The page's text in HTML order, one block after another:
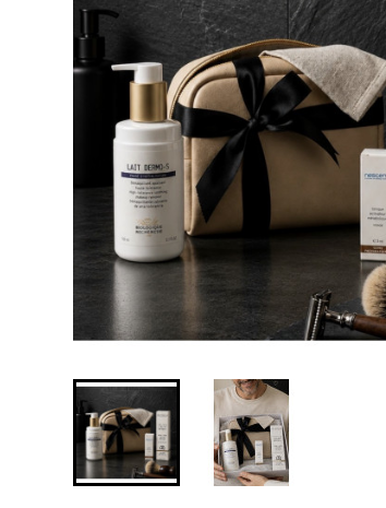
Ajouter à ma liste d'envies
Créer une nouvelle liste
Créer une liste d'envies
Nom de la liste d'envies
Connexion
Vous devez être connecté pour ajouter